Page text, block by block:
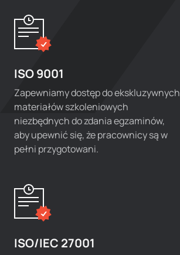
ISO 9001
Zapewniamy dostęp do ekskluzywnych
materiałów szkoleniowych
niezbędnych do zdania egzaminów,
aby upewnić się, że pracownicy są w
pełni przygotowani.
ISO/IEC 27001